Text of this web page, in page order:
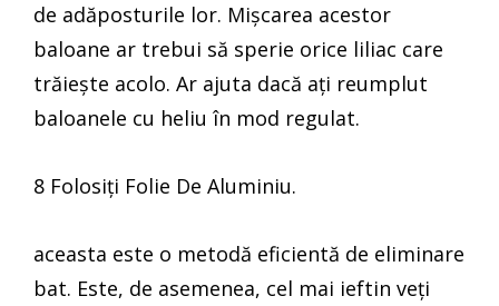
de adăposturile lor. Mișcarea acestor
baloane ar trebui să sperie orice liliac care
trăiește acolo. Ar ajuta dacă ați reumplut
baloanele cu heliu în mod regulat.
8 Folosiți Folie De Aluminiu.
aceasta este o metodă eficientă de eliminare
bat. Este, de asemenea, cel mai ieftin veți